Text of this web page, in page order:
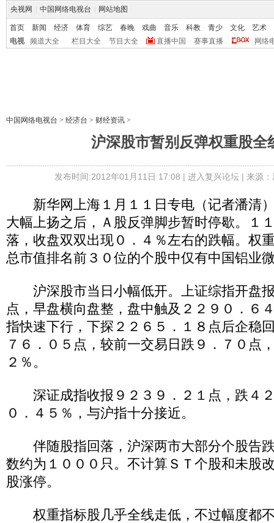
央视网 中国网络电视台 网站地图
首页 新闻 经济 体育 综艺 春晚 戏曲 音乐 科教 青少 文化
艺术
电视
频道大全 栏目大全 节目大全 直播中国 赛事直播 网络
中国网络电视台 > 经济台 > 财经资讯 >
沪深股市暂别反弹权重股全
发布时间:2012年01月11日 17:08 | 进入复兴论坛| 来源
新华网上海１月１１日专电（记者潘清
大幅上扬之后，Ａ股反弹脚步暂时停歇。１
落，收盘双双出现０．４％左右的跌幅。权
总市值排名前３０位的个股中仅有中国铝业
沪深股市当日小幅低开。上证综指开盘
点，早盘横向盘整，盘中触及２２９０．６
指快速下行，下探２２６５．１８点后企稳
７６．０５点，较前一交易日跌９．７０点
２％。
深证成指收报９２３９．２１点，跌４
０．４５％，与沪指十分接近。
伴随股指回落，沪深两市大部分个股告
数约为１０００只。不计算ＳＴ个股和未股
股涨停。
权重指标股几乎全线走低，不过幅度都